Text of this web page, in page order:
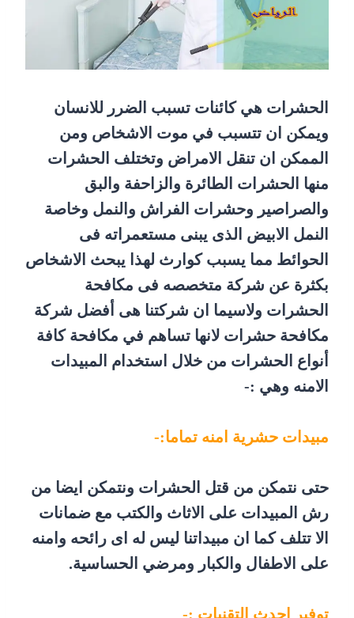
الحشرات هي كائنات تسبب الضرر للانسان
ويمكن ان تتسبب في موت الاشخاص ومن
الممكن ان تنقل الامراض وتختلف الحشرات
منها الحشرات الطائرة والزاحفة والبق
والصراصير وحشرات الفراش والنمل وخاصة
النمل الابيض الذى يبنى مستعمراته فى
الحوائط مما يسبب كوارث لهذا يبحث الاشخاص
بكثرة عن شركة متخصصه فى مكافحة
الحشرات ولاسيما ان شركتنا هى أفضل شركة
مكافحة حشرات لانها تساهم في مكافحة كافة
أنواع الحشرات من خلال استخدام المبيدات
الامنه وهي :-
مبيدات حشرية امنه تماما:-
حتى نتمكن من قتل الحشرات ونتمكن ايضا من
رش المبيدات على الاثاث والكتب مع ضمانات
الا تتلف كما ان مبيداتنا ليس له اى رائحه وامنه
على الاطفال والكبار ومرضي الحساسية.
توفير احدث التقنيات :-